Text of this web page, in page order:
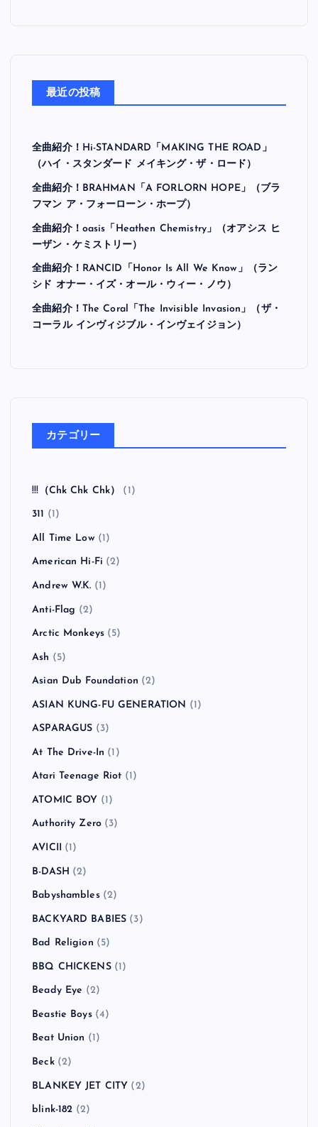
最近の投稿
全曲紹介！Hi-STANDARD「MAKING THE ROAD」
（ハイ・スタンダード メイキング・ザ・ロード）
全曲紹介！BRAHMAN「A FORLORN HOPE」（ブラ
フマン ア・フォーローン・ホープ）
全曲紹介！oasis「Heathen Chemistry」（オアシス ヒ
ーザン・ケミストリー）
全曲紹介！RANCID「Honor Is All We Know」（ラン
シド オナー・イズ・オール・ウィー・ノウ）
全曲紹介！The Coral「The Invisible Invasion」（ザ・
コーラル インヴィジブル・インヴェイジョン）
カテゴリー
!!!（Chk Chk Chk） (1)
311 (1)
All Time Low(1)
American Hi-Fi (2)
Andrew W.K. (1)
Anti-Flag (2)
Arctic Monkeys (5)
Ash (5)
Asian Dub Foundation (2)
ASIAN KUNG-FU GENERATION (1)
ASPARAGUS (3)
At The Drive-In (1)
Atari Teenage Riot (1)
ATOMIC BOY (1)
Authority Zero (3)
AVICII (1)
B-DASH (2)
Babyshambles(2)
BACKYARD BABIES (3)
Bad Religion (5)
BBQ CHICKENS(1)
Beady Eye (2)
Beastie Boys(4)
Beat Union (1)
Beck(2)
BLANKEY JET CITY (2)
blink-182 (2)